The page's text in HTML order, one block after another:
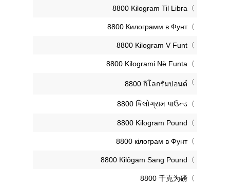
‎8800 Kilogram Til Libra
‎8800 Килограмм в Фунт
‎8800 Kilogram V Funt
‎8800 Kilogrami Në Funta
‎8800 กิโลกรัมปอนด์
‎8800 કિલોગ્રામ પાઉન્ડ
‎8800 Kilogram Pound
‎8800 кілограм в Фунт
‎8800 Kilôgam Sang Pound
‎8800 千克为磅